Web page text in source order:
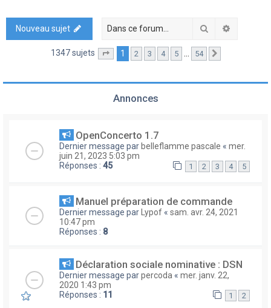
Nouveau sujet Rechercher
1347 sujets Page sur54
1 2 3 4 5 … 54
Annonces
OpenConcerto 1.7
Dernier message par belleflamme pascale « mer.
juin 21, 2023 5:03 pm
Réponses : 45 1 2 3 4 5
Manuel préparation de commande
Dernier message par Lypof « sam. avr. 24, 2021
10:47 pm
Réponses : 8
Déclaration sociale nominative : DSN
Dernier message parpercoda « mer. janv. 22,
2020 1:43 pm
Réponses : 11 1 2